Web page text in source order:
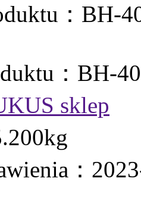
：BH-
：BH-
sklep
：